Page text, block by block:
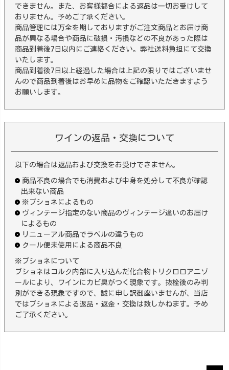
できません。また、お客様都合による返品は一切お受けして
おりません。予めご了承ください。
商品管理には万全を期しておりますがご注文商品とお届け商
品が異なる場合や商品に破損・汚損などの不良があった際は
商品到着後7日以内にご連絡ください。弊社送料負担にて交換
いたします。
商品到着後7日以上経過した場合は上記の限りではございませ
んので商品到着後はお早めに品物をご確認いただきますよう
お願いします。
ワインの返品・交換について
以下の場合は返品および交換をお受けできません。
商品不良の場合でも消費および中身を処分して不良が確認
出来ない商品
※ブショネによるもの
ヴィンテージ指定のない商品のヴィンテージ違いのお届け
によるもの
リニューアル商品でラベルの違うもの
クール便未使用による商品不良
※ブショネについて
ブショネはコルク内部に入り込んだ化合物トリクロロアニゾ
ールにより、ワインにカビ臭がつく現象です。抜栓後のみ判
別ができる現象ですので、誠に申し訳御座いませんが、当店
ではブショネによる返品・返金・交換は致しかねます。予め
ご了承ください。